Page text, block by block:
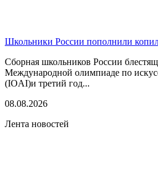
Школьники России пополнили
Сборная школьников России
Международной олимпиаде по
(IOAI)и третий год...
08.08.2026
Лента новостей